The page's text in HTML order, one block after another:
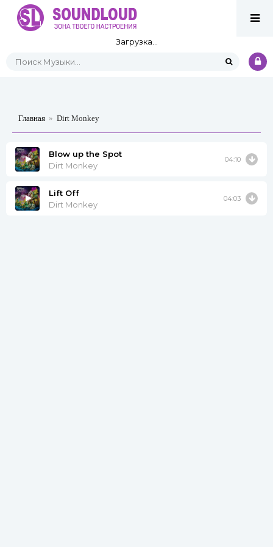
Загрузка...
Главная » Dirt Monkey
Blow up the Spot
Dirt Monkey
04:10
Lift Off
Dirt Monkey
04:03